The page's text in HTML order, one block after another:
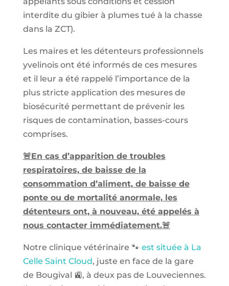
interdite du gibier à plumes tué à la chasse
dans la ZCT).
Les maires et les détenteurs professionnels
yvelinois ont été informés de ces mesures
et il leur a été rappelé l’importance de la
plus stricte application des mesures de
biosécurité permettant de prévenir les
risques de contamination, basses-cours
comprises.
🚨En cas d’apparition de troubles
respiratoires, de baisse de la
consommation d’aliment, de baisse de
ponte ou de mortalité anormale, les
détenteurs ont, à nouveau, été appelés à
nous contacter immédiatement.🚨
Notre clinique vétérinaire 🐾 est située à La
Celle Saint Cloud, juste en face de la gare
de Bougival 🚉, à deux pas de Louveciennes.